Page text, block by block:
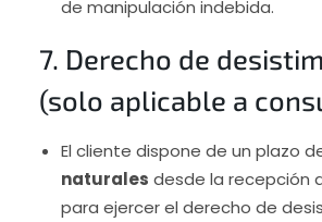
de manipulación indebida.
7. Derecho de
(solo aplicable a
El cliente dispone de un plazo
naturales desde la recepción
para ejercer el derecho de